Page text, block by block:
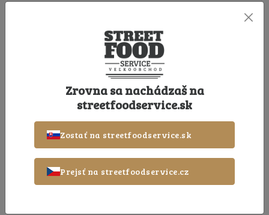
Zrovna sa nachádzaš na
streetfoodservice.sk
Zostať na streetfoodservice.sk
Prejsť na streetfoodservice.cz